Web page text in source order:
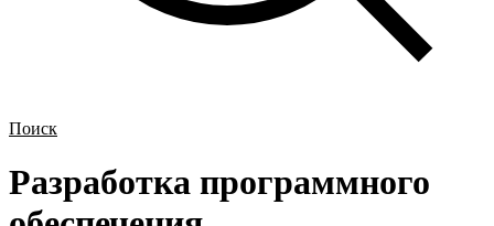
Поиск
Разработка программного